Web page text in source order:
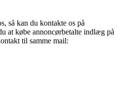
så kan du kontakte os på
at købe annoncørbetalte indlæg på
til samme mail: